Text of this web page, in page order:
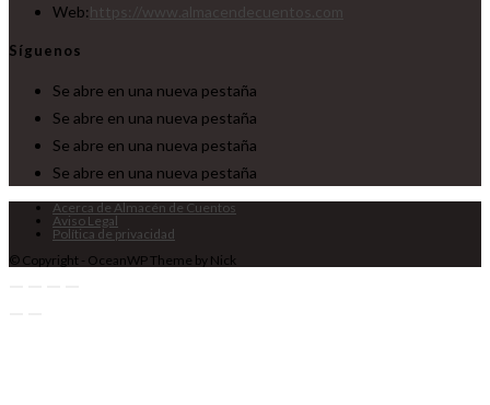
Web:
Síguenos
Se abre en una nueva pestaña
Se abre en una nueva pestaña
Se abre en una nueva pestaña
Se abre en una nueva pestaña
Acerca de Almacén de Cuentos
Aviso Legal
Política de privacidad
© Copyright - OceanWP Theme by Nick